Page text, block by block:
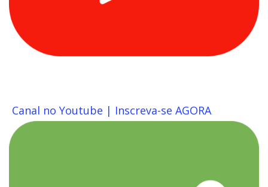
Canal no Youtube | Inscreva-se AGORA